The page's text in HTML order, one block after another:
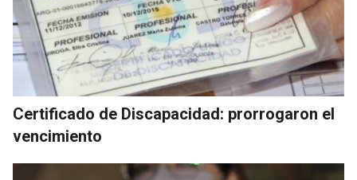
Certificado de Discapacidad: prorrogaron el
vencimiento